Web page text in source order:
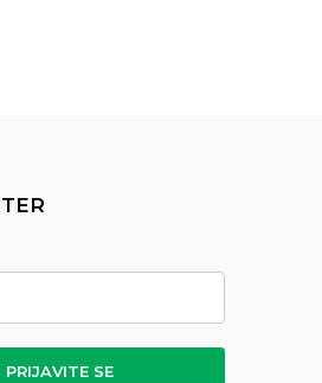
PRIJAVITE SE